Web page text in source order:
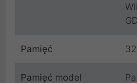
Pamięć
Pamięć model